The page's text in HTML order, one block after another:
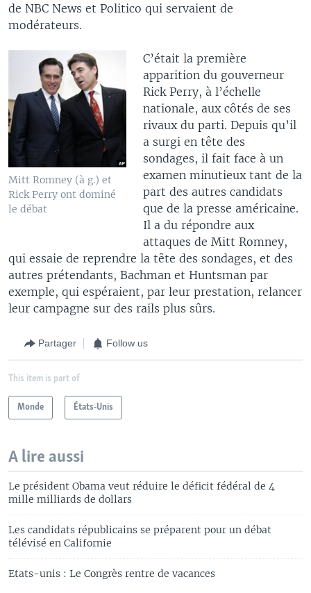
de NBC News et Politico qui servaient de
modérateurs.
Mitt Romney (à g.) et
Rick Perry ont dominé
le débat
C’était la première
apparition du gouverneur
Rick Perry, à l’échelle
nationale, aux côtés de ses
rivaux du parti. Depuis qu’il
a surgi en tête des
sondages, il fait face à un
examen minutieux tant de la
part des autres candidats
que de la presse américaine.
Il a du répondre aux
attaques de Mitt Romney,
qui essaie de reprendre la tête des sondages, et des
autres prétendants, Bachman et Huntsman par
exemple, qui espéraient, par leur prestation, relancer
leur campagne sur des rails plus sûrs.
Partager Follow us
This item is part of
Monde États-Unis
A lire aussi
Le président Obama veut réduire le déficit fédéral de 4
mille milliards de dollars
Les candidats républicains se préparent pour un débat
télévisé en Californie
Etats-unis : Le Congrès rentre de vacances